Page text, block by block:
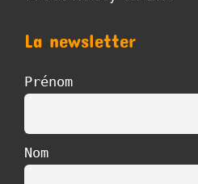
La newsletter
Prénom
Nom